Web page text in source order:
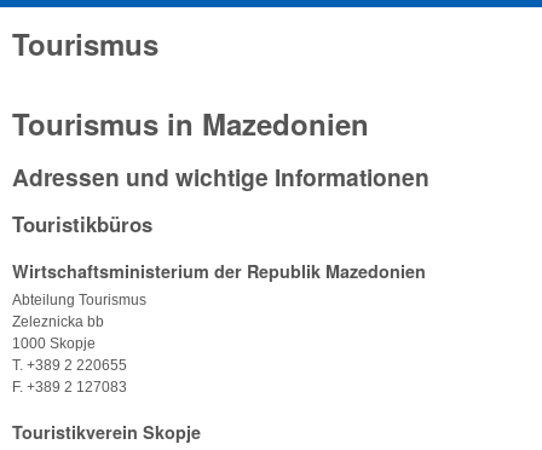
Tourismus
Tourismus in Mazedonien
Adressen und wichtige Informationen
Touristikbüros
Wirtschaftsministerium der Republik Mazedonien
Abteilung Tourismus
Zeleznicka bb
1000 Skopje
T. +389 2 220655
F. +389 2 127083
Touristikverein Skopje